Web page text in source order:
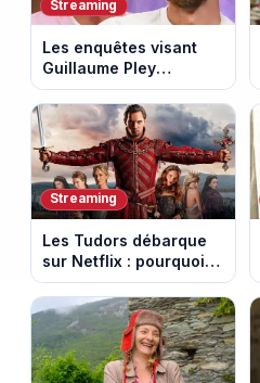
Streaming
Les enquêtes visant
Guillaume Pley
poussent Ragnar Le
Breton à quitter la
tournée Legend
Streaming
Les Tudors débarque
sur Netflix : pourquoi la
série n’a rien perdu de
son pouvoir